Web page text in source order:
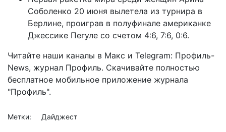
Соболенко 20 июня вылетела из турнира в
Берлине, проиграв в полуфинале американке
Джессике Пегуле со счетом 4:6, 7:6, 0:6.
Читайте наши каналы в Макс и Telegram: Профиль-
News, журнал Профиль. Скачивайте полностью
бесплатное мобильное приложение журнала
"Профиль".
Метки: Дайджест